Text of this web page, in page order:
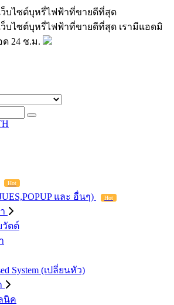
ว็บไซต์บุหรี่ไฟฟ้าที่ขายดีที่สุด เรามีแอดมิน
ว็บไซต์บุหรี่ไฟฟ้าที่ขายดีที่สุด เรามีแอดมิ
24 ช.ม.
Hot
และ อื่นๆ) Hot
วัตต์
System (เปลี่ยนหัว)
นิค